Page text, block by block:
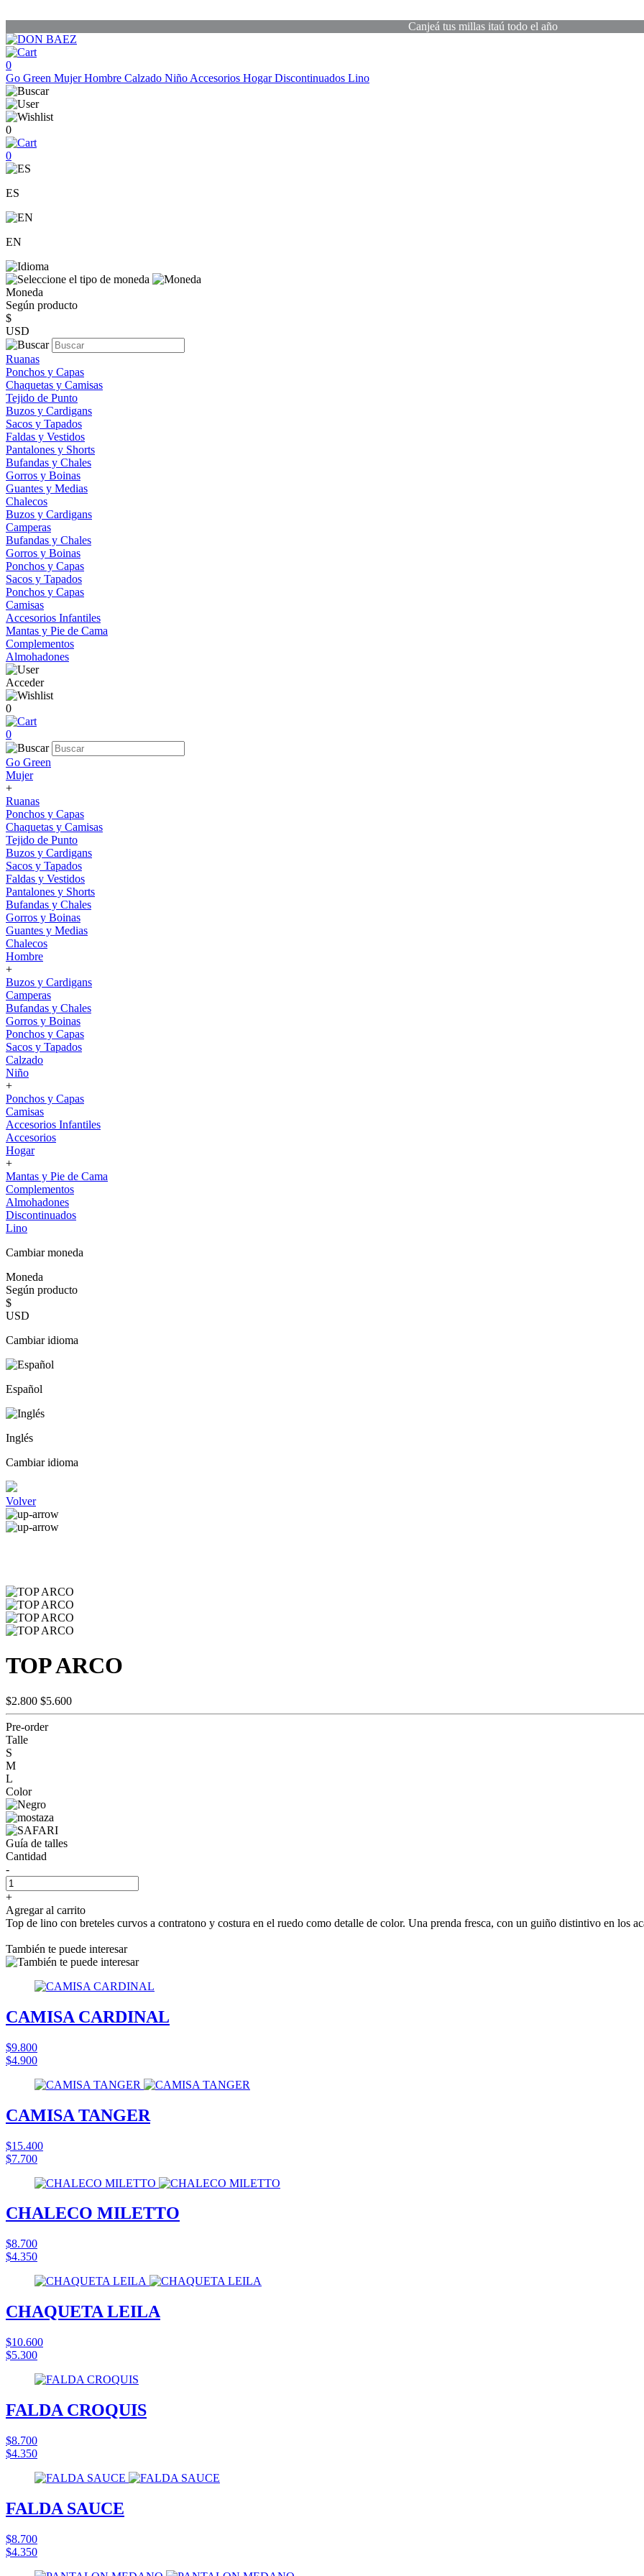
Canjeá tus millas itaú todo el año
0
Go Green MujerHombre Calzado Niño Accesorios HogarDiscontinuados Lino
0
0
ES
EN
Moneda
Según producto
$
USD
Ruanas
Ponchos y Capas
Chaquetas y Camisas
Tejido de Punto
Buzos y Cardigans
Sacos y Tapados
Faldas y Vestidos
Pantalones y Shorts
Bufandas y Chales
Gorros y Boinas
Guantes y Medias
Chalecos
Buzos y Cardigans
Camperas
Bufandas y Chales
Gorros y Boinas
Ponchos y Capas
Sacos y Tapados
Ponchos y Capas
Camisas
Accesorios Infantiles
Mantas y Pie de Cama
Complementos
Almohadones
Acceder
0
0
Go Green
Mujer
+
Ruanas
Ponchos y Capas
Chaquetas y Camisas
Tejido de Punto
Buzos y Cardigans
Sacos y Tapados
Faldas y Vestidos
Pantalones y Shorts
Bufandas y Chales
Gorros y Boinas
Guantes y Medias
Chalecos
Hombre
+
Buzos y Cardigans
Camperas
Bufandas y Chales
Gorros y Boinas
Ponchos y Capas
Sacos y Tapados
Calzado
Niño
+
Ponchos y Capas
Camisas
Accesorios Infantiles
Accesorios
Hogar
+
Mantas y Pie de Cama
Complementos
Almohadones
Discontinuados
Lino
Cambiar moneda
Moneda
Según producto
$
USD
Cambiar idioma
Español
Inglés
Cambiar idioma
Volver
TOP ARCO
$2.800 $5.600
Pre-order
Talle
S
M
L
Color
Guía de talles
Cantidad
-
+
Agregar al carrito
Top de lino con breteles curvos a contratono y costura en el ruedo como detalle de color. Una prenda fresca, con un guiño distintivo en los
También te puede interesar
CAMISA CARDINAL
$9.800
$4.900
CAMISA TANGER
$15.400
$7.700
CHALECO MILETTO
$8.700
$4.350
CHAQUETA LEILA
$10.600
$5.300
FALDA CROQUIS
$8.700
$4.350
FALDA SAUCE
$8.700
$4.350